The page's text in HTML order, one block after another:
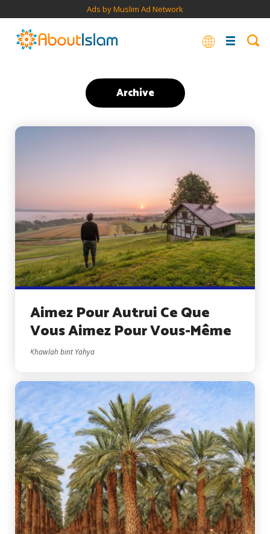
Ads by Muslim Ad Network
Archive
Aimez Pour Autrui Ce Que
Vous Aimez Pour Vous-Même
Khawlah bint Yahya